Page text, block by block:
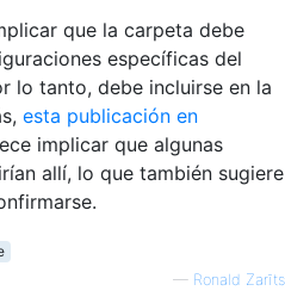
que la carpeta debe
específicas del
lo tanto, debe incluirse en la
esta publicación en
implicar que algunas
allí, lo que también sugiere
— Ronald Zarīts